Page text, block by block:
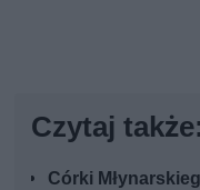
Czytaj także:
Córki